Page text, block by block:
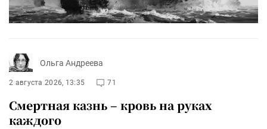
Ольга Андреева
2 августа 2026, 13:35 71
Смертная казнь – кровь на руках
каждого